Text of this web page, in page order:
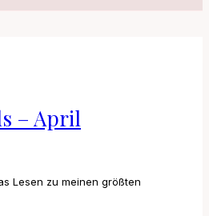
– April
Lesen zu meinen größten